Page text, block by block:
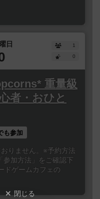
曜日
1
0
重量級
者・おひと
も参加
りません。※予約方法
加方法」をご確認下
ドゲームカフェの
閉じる